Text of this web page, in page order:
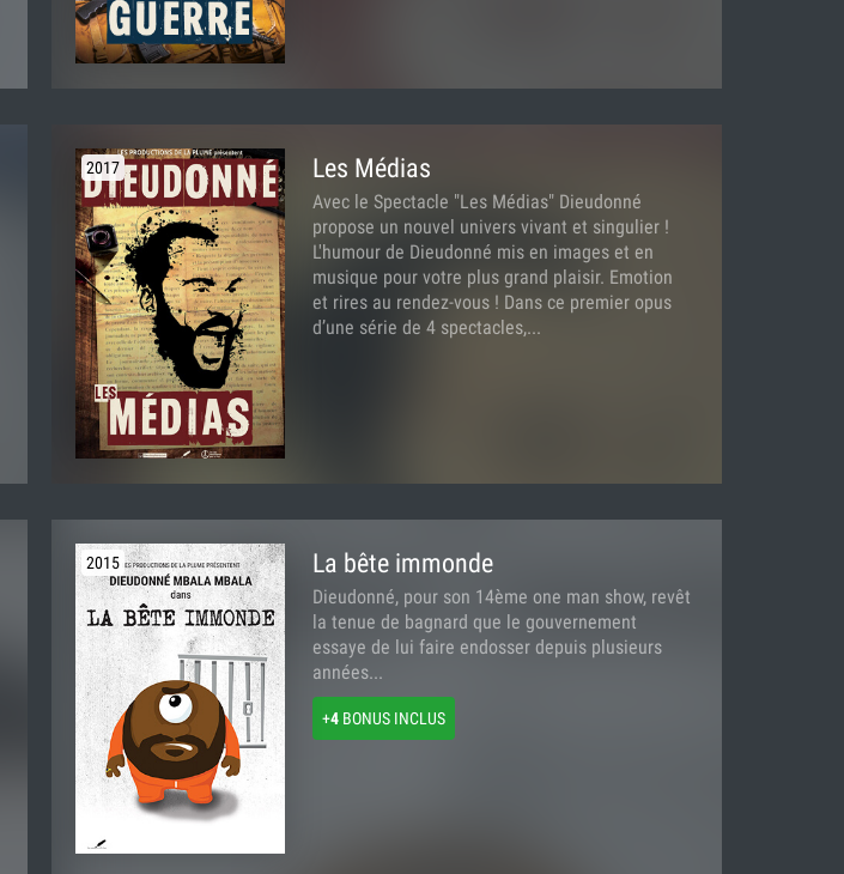
2017 Les Médias
Avec le Spectacle "Les Médias" Dieudonné
propose un nouvel univers vivant et singulier !
L'humour de Dieudonné mis en images et en
musique pour votre plus grand plaisir. Emotion
et rires au rendez-vous ! Dans ce premier opus
d’une série de 4 spectacles,...
2015 La bête immonde
Dieudonné, pour son 14ème one man show, revêt
la tenue de bagnard que le gouvernement
essaye de lui faire endosser depuis plusieurs
années...
+4 BONUS INCLUS